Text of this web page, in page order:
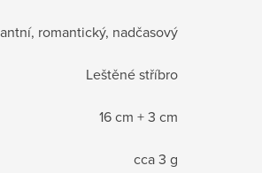
romantický, nadčasový
Leštěné stříbro
16 cm + 3 cm
cca 3 g